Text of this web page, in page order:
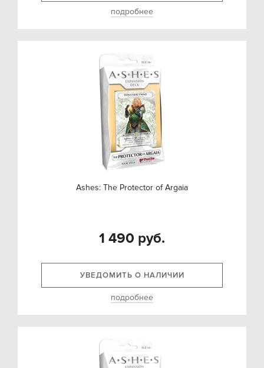
подробнее
Ashes: The Protector of Argaia
1 490 руб.
УВЕДОМИТЬ О НАЛИЧИИ
подробнее